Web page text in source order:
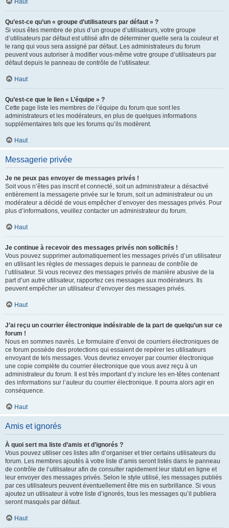
Haut
Qu’est-ce qu’un « groupe d’utilisateurs par défaut » ?
Si vous êtes membre de plus d’un groupe d’utilisateurs, votre groupe
d’utilisateurs par défaut est utilisé afin de déterminer quelle sera la couleur et
le rang qui vous sera assigné par défaut. Les administrateurs du forum
peuvent vous autoriser à modifier vous-même votre groupe d’utilisateurs par
défaut depuis le panneau de contrôle de l’utilisateur.
Haut
Qu’est-ce que le lien « L’équipe » ?
Cette page liste les membres de l’équipe du forum que sont les
administrateurs et les modérateurs, en plus de quelques informations
supplémentaires tels que les forums qu’ils modèrent.
Haut
Messagerie privée
Je ne peux pas envoyer de messages privés !
Soit vous n’êtes pas inscrit et connecté, soit un administrateur a désactivé
entièrement la messagerie privée sur le forum, soit un administrateur ou un
modérateur a décidé de vous empêcher d’envoyer des messages privés. Pour
plus d’informations, veuillez contacter un administrateur du forum.
Haut
Je continue à recevoir des messages privés non sollicités !
Vous pouvez supprimer automatiquement les messages privés d’un utilisateur
en utilisant les règles de messages depuis le panneau de contrôle de
l’utilisateur. Si vous recevez des messages privés de manière abusive de la
part d’un autre utilisateur, rapportez ces messages aux modérateurs. Ils
peuvent empêcher un utilisateur d’envoyer des messages privés.
Haut
J’ai reçu un courrier électronique indésirable de la part de quelqu’un sur ce
forum !
Nous en sommes navrés. Le formulaire d’envoi de courriers électroniques de
ce forum possède des protections qui essaient de repérer les utilisateurs
envoyant de tels messages. Vous devriez envoyer par courrier électronique
une copie complète du courrier électronique que vous avez reçu à un
administrateur du forum. Il est très important d’y inclure les en-têtes contenant
des informations sur l’auteur du courrier électronique. Il pourra alors agir en
conséquence.
Haut
Amis et ignorés
À quoi sert ma liste d’amis et d’ignorés ?
Vous pouvez utiliser ces listes afin d’organiser et trier certains utilisateurs du
forum. Les membres ajoutés à votre liste d’amis seront listés dans le panneau
de contrôle de l’utilisateur afin de consulter rapidement leur statut en ligne et
leur envoyer des messages privés. Selon le style utilisé, les messages publiés
par ces utilisateurs peuvent éventuellement être mis en surbrillance. Si vous
ajoutez un utilisateur à votre liste d’ignorés, tous les messages qu’il publiera
seront masqués par défaut.
Haut